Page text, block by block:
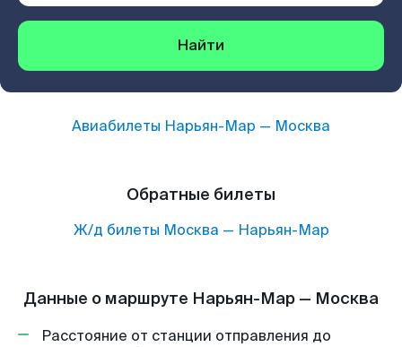
Найти
Авиабилеты Нарьян-Мар — Москва
Обратные билеты
Ж/д билеты Москва — Нарьян-Мар
Данные о маршруте Нарьян-Мар — Москва
Расстояние от станции отправления до